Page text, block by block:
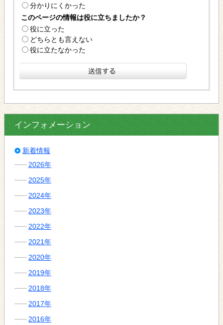
分かりにくかった
このページの情報は役に立ちましたか？
役に立った
どちらとも言えない
役に立たなかった
インフォメーション
新着情報
2026年
2025年
2024年
2023年
2022年
2021年
2020年
2019年
2018年
2017年
2016年